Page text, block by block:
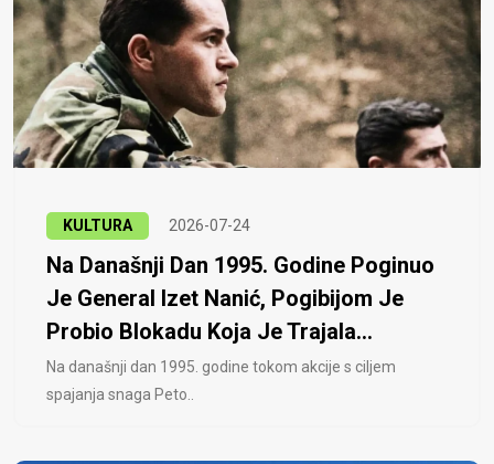
KULTURA 2026-07-24
Na Današnji Dan 1995. Godine Poginuo
Je General Izet Nanić, Pogibijom Je
Probio Blokadu Koja Je Trajala...
Na današnji dan 1995. godine tokom akcije s ciljem
spajanja snaga Peto..